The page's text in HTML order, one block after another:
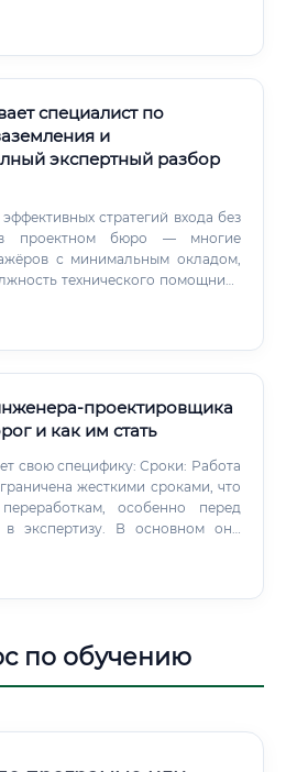
от масляного голодания.
специалист по
и
экспертный разбор
стратегий входа без
с минимальным окладом,
технической базы
старт будет сложным. Наличие
профессии.
проектировщика
и как им стать
Сроки: Работа
жесткими сроками, что
особенно перед
в экспертизу. В основном они
на предпроектной стадии.
по обучению